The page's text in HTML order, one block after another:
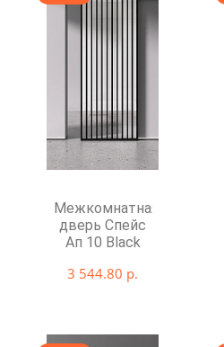
Межкомнатная
дверь Спейс
Ап 10 Black
3 544.80 р.